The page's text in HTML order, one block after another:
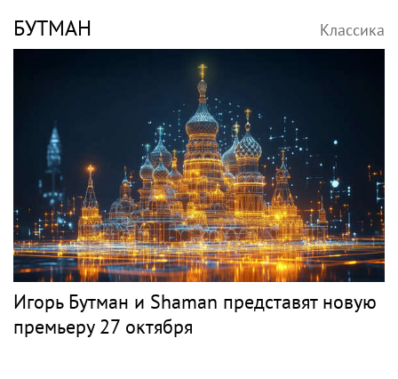
БУТМАН Классика
Игорь Бутман и Shaman представят новую
премьеру 27 октября